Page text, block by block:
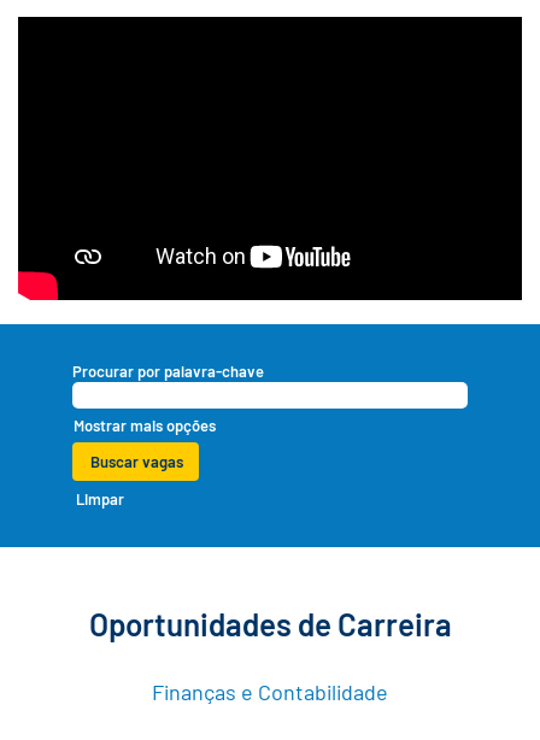
Procurar por palavra-chave
Mostrar mais opções
Limpar
Oportunidades de Carreira
Finanças e Contabilidade